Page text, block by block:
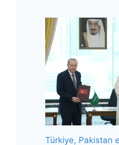
Türkiye, Pakistan